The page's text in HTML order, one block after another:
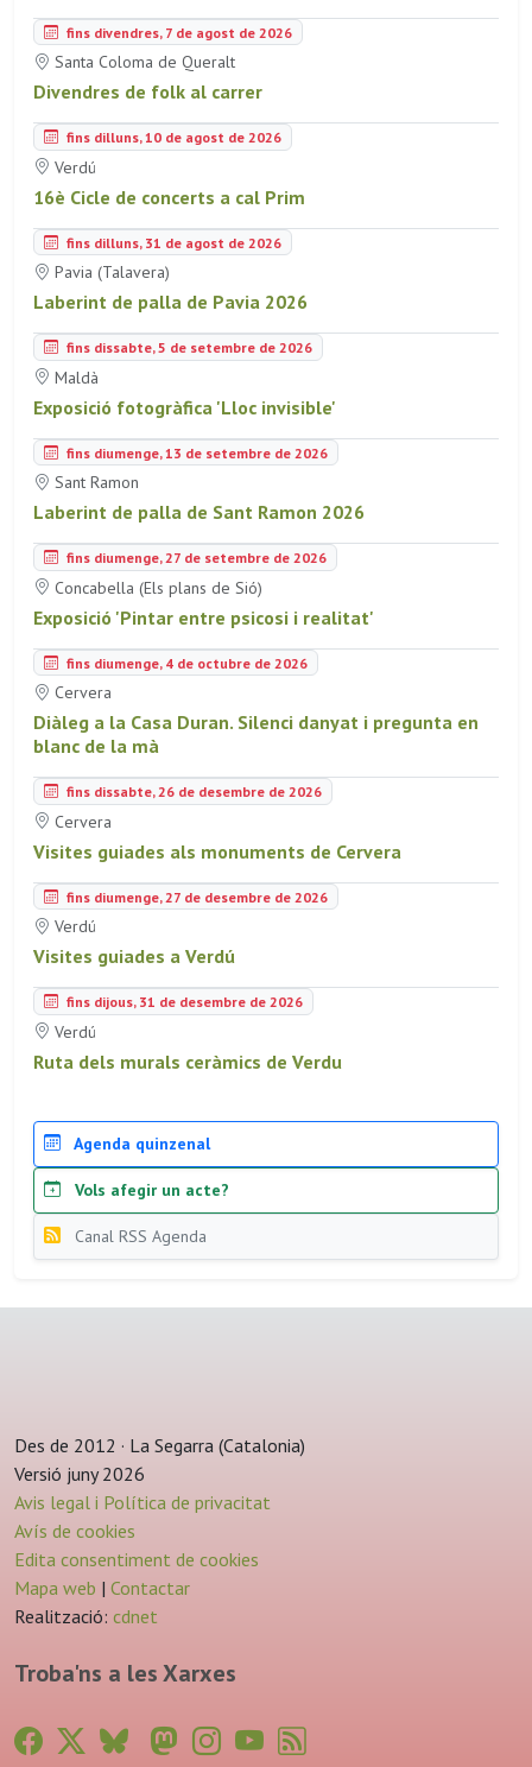
fins divendres, 7 de agost de 2026
Santa Coloma de Queralt
Divendres de folk al carrer
fins dilluns, 10 de agost de 2026
Verdú
16è Cicle de concerts a cal Prim
fins dilluns, 31 de agost de 2026
Pavia (Talavera)
Laberint de palla de Pavia 2026
fins dissabte, 5 de setembre de 2026
Maldà
Exposició fotogràfica 'Lloc invisible'
fins diumenge, 13 de setembre de 2026
Sant Ramon
Laberint de palla de Sant Ramon 2026
fins diumenge, 27 de setembre de 2026
Concabella (Els plans de Sió)
Exposició 'Pintar entre psicosi i realitat'
fins diumenge, 4 de octubre de 2026
Cervera
Diàleg a la Casa Duran. Silenci danyat i pregunta en
blanc de la mà
fins dissabte, 26 de desembre de 2026
Cervera
Visites guiades als monuments de Cervera
fins diumenge, 27 de desembre de 2026
Verdú
Visites guiades a Verdú
fins dijous, 31 de desembre de 2026
Verdú
Ruta dels murals ceràmics de Verdu
Agenda quinzenal
Vols afegir un acte?
Canal RSS Agenda
Des de 2012 · La Segarra (Catalonia)
Versió juny 2026
Avis legal i Política de privacitat
Avís de cookies
Edita consentiment de cookies
Mapa web | Contactar
Realització: cdnet
Troba'ns a les Xarxes